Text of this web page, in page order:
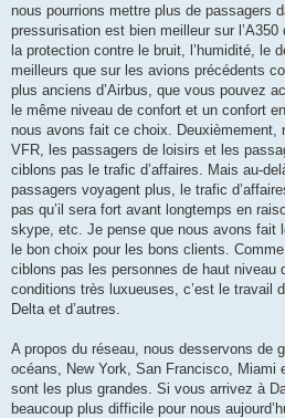
nous pourrions mettre plus de passagers
pressurisation est bien meilleur sur l’A350
la protection contre le bruit, l’humidité, le
meilleurs que sur les avions précédents
plus anciens d’Airbus, que vous pouvez
le même niveau de confort et un confort
nous avons fait ce choix. Deuxièmement,
VFR, les passagers de loisirs et les
ciblons pas le trafic d’affaires. Mais au-
passagers voyagent plus, le trafic
pas qu’il sera fort avant longtemps en
skype, etc. Je pense que nous avons fait
le bon choix pour les bons clients.
ciblons pas les personnes de haut niveau
conditions très luxueuses, c’est le travail
Delta et d’autres.
A propos du réseau, nous desservons de
océans, New York, San Francisco, Miami
sont les plus grandes. Si vous arrivez à
beaucoup plus difficile pour nous